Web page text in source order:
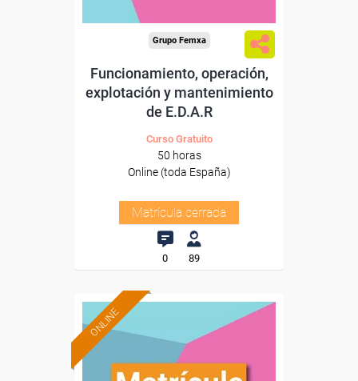
Grupo Femxa
Funcionamiento, operación,
explotación y mantenimiento
de E.D.A.R
Curso Gratuito
50 horas
Online (toda España)
Matrícula cerrada
0 89
ONLINE